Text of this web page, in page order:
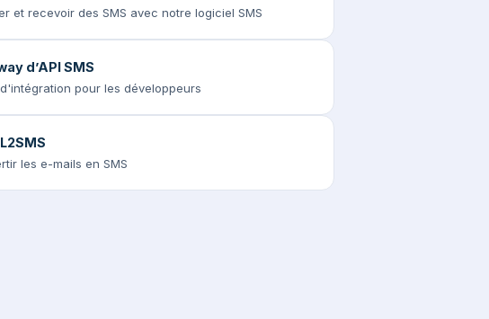
et recevoir des SMS avec notre logiciel SMS
d’API SMS
pour les développeurs
les e-mails en SMS